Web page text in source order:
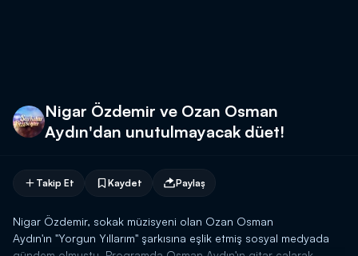
Nigar Özdemir ve Ozan Osman
Aydın'dan unutulmayacak düet!
Takip Et Kaydet Paylaş
Nigar Özdemir, sokak müzisyeni olan Ozan Osman
Aydın'ın "Yorgun Yıllarım" şarkısına eşlik etmiş sosyal medyada